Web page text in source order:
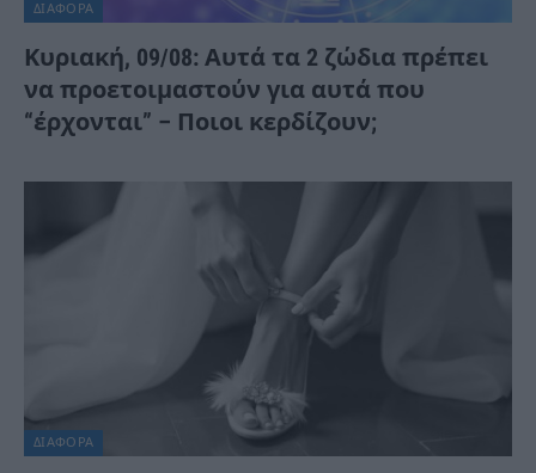
ΔΙΆΦΟΡΑ
Κυριακή, 09/08: Αυτά τα 2 ζώδια πρέπει
να προετοιμαστούν για αυτά που
“έρχονται” – Ποιοι κερδίζουν;
ΔΙΆΦΟΡΑ